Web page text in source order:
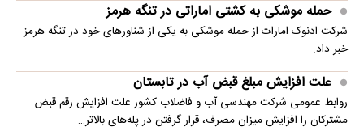
حمله موشکی به کشتی اماراتی در تنگه هرمز
شرکت ادنوک امارات از حمله موشکی به یکی از شناورهای خود در تنگه هرمز
خبر داد.
علت افزایش مبلغ قبض آب در تابستان
روابط عمومی شرکت مهندسی آب و فاضلاب کشور علت افزایش رقم قبض
مشترکان را افزایش میزان مصرف، قرار گرفتن در پله‌های بالاتر…